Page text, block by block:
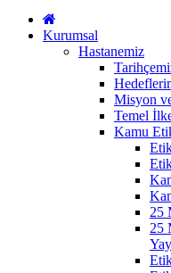
Kurumsal
Hastanemiz
Misyon
Temel
Kamu
25
25